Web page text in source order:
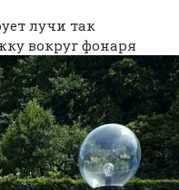
лучи так
вокруг фонаря